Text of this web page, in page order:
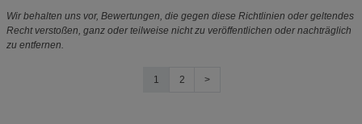
Wir behalten uns vor, Bewertungen, die gegen diese Richtlinien oder geltendes
Recht verstoßen, ganz oder teilweise nicht zu veröffentlichen oder nachträglich
zu entfernen.
1 2 >